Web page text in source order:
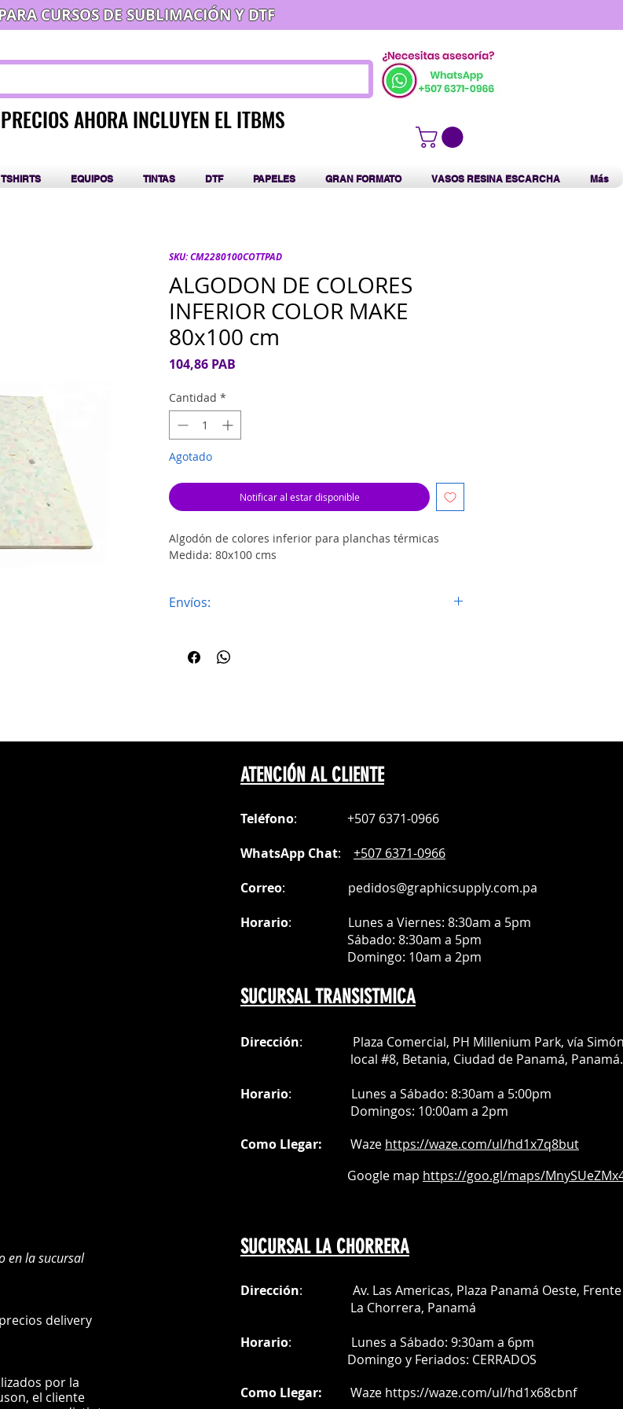
CURSOS DE SUBLIMACIÓN Y DTF
AHORA INCLUYEN EL ITBMS
AHORA INCLUYEN EL ITBMS
TSHIRTS EQUIPOS TINTAS DTF PAPELES GRAN FORMATO VASOS RESINA ESCARCHA Más
SKU: CM2280100COTTPAD
ALGODON DE COLORES
INFERIOR COLOR MAKE
80x100 cm
104,86 PAB
Cantidad *
Agotado
Notificar al estar disponible
Algodón de colores inferior para planchas térmicas
Medida: 80x100 cms
Envíos:
preferencia.
en la sucursal
de precios delivery
por la
el cliente
ATENCIÓN AL CLIENTE
Teléfono: +507 6371-0966
WhatsApp Chat: +507 6371-0966
Correo: pedidos@graphicsupply.com.pa
Horario: Lunes a Viernes: 8:30am a 5pm
Sábado: 8:30am a 5pm
Domingo: 10am a 2pm
SUCURSAL TRANSISTMICA
Dirección: Plaza Comercial, PH Millenium Park, vía
local #8, Betania, Ciudad de Panamá, Panamá.
Horario: Lunes a Sábado: 8:30am a 5:00pm
Domingos: 10:00am a 2pm
Como Llegar: Waze https://waze.com/ul/hd1x7q8but
Google map https://goo.gl/maps/
SUCURSAL LA CHORRERA
Dirección: Av. Las Americas, Plaza Panamá Oeste, Frente
La Chorrera, Panamá
Horario: Lunes a Sábado: 9:30am a 6pm
Domingo y Feriados: CERRADOS
Como Llegar: Waze https://waze.com/ul/hd1x68cbnf